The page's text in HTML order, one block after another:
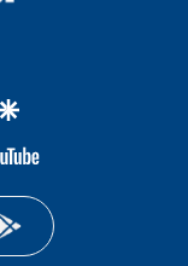
google
youtube-